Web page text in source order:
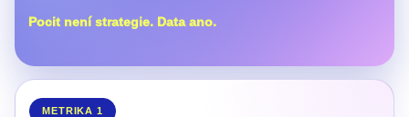
Pocit není strategie. Data ano.
METRIKA 1